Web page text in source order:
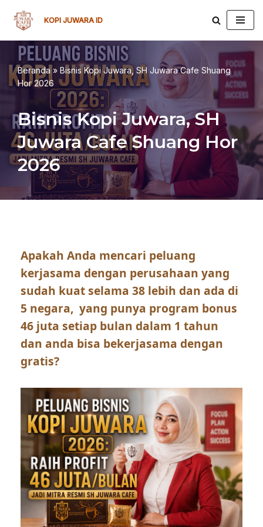
Lompat
konten
KOPI JUWARA ID
Beranda » Bisnis Kopi Juwara, SH Juwara Cafe Shuang
Hor 2026
Bisnis Kopi Juwara, SH
Juwara Cafe Shuang Hor
2026
Apakah Anda mencari peluang
kerjasama dengan perusahaan yang
sudah kuat selama 38 lebih dan ada di
5 negara, yang punya program bonus
46 juta setiap bulan dalam 1 tahun
dan anda bisa bekerjasama dengan
gratis?